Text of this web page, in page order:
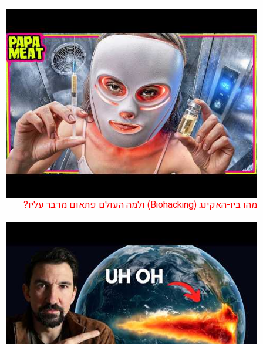
מהו ביו-האקינג (Biohacking) ולמה העולם פתאום מדבר עליו?